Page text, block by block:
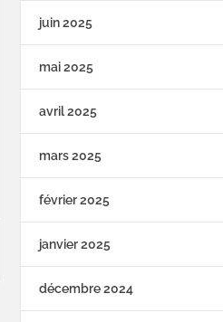
juin 2025
mai 2025
avril 2025
mars 2025
février 2025
janvier 2025
décembre 2024